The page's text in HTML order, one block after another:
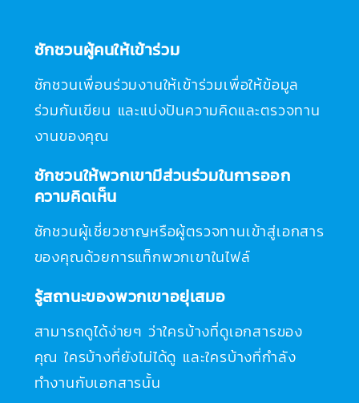
ชักชวนผู้คนให้เข้าร่วม
ชักชวนเพื่อนร่วมงานให้เข้าร่วมเพื่อให้ข้อมูล
ร่วมกันเขียน และแบ่งปันความคิดและตรวจทาน
งานของคุณ
ชักชวนให้พวกเขามีส่วนร่วมในการออก
ความคิดเห็น
ชักชวนผู้เชี่ยวชาญหรือผู้ตรวจทานเข้าสู่เอกสาร
ของคุณด้วยการแท็กพวกเขาในไฟล์
รู้สถานะของพวกเขาอยุ่เสมอ
สามารถดูได้ง่ายๆ ว่าใครบ้างที่ดูเอกสารของ
คุณ ใครบ้างที่ยังไม่ได้ดู และใครบ้างที่กำลัง
ทำงานกับเอกสารนั้น